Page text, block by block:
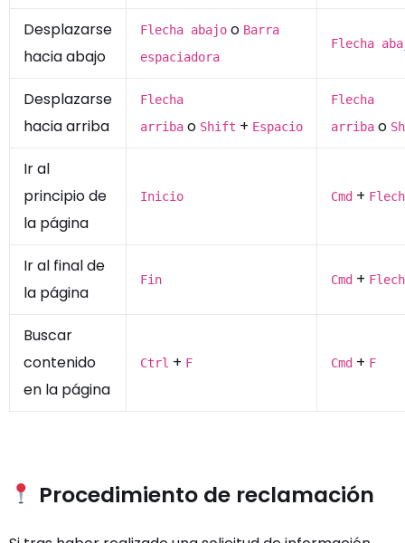
Desplazarse
hacia abajo
Flecha abajo o Barra
espaciadora
Flecha
Desplazarse
hacia arriba
Flecha
arriba o Shift + Espacio
Flecha
arriba o
Ir al
principio de
la página
Inicio Cmd +
Ir al final de
la página
Fin Cmd +
Buscar
contenido
en la página
Ctrl + F Cmd + F
Procedimiento de reclamación